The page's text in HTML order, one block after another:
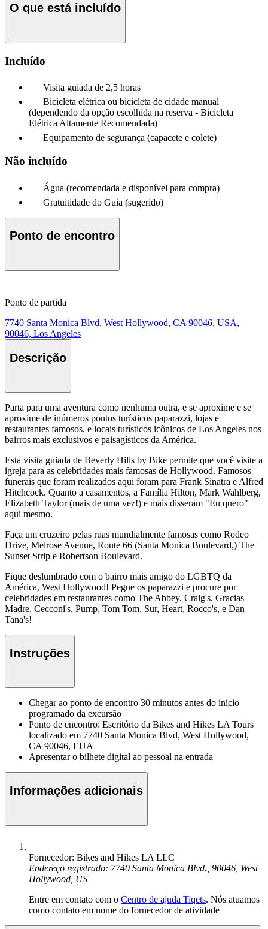
O que está incluído
Incluído
Visita guiada de 2,5 horas
Bicicleta elétrica ou bicicleta de cidade manual
(dependendo da opção escolhida na reserva - Bicicleta
Elétrica Altamente Recomendada)
Equipamento de segurança (capacete e colete)
Não incluído
Água (recomendada e disponível para compra)
Gratuitidade do Guia (sugerido)
Ponto de encontro
Ponto de partida
7740 Santa Monica Blvd, West Hollywood, CA 90046, USA,
90046, Los Angeles
Descrição
Parta para uma aventura como nenhuma outra, e se aproxime e se
aproxime de inúmeros pontos turísticos paparazzi, lojas e
restaurantes famosos, e locais turísticos icônicos de Los Angeles nos
bairros mais exclusivos e paisagísticos da América.
Esta visita guiada de Beverly Hills by Bike permite que você visite a
igreja para as celebridades mais famosas de Hollywood. Famosos
funerais que foram realizados aqui foram para Frank Sinatra e Alfred
Hitchcock. Quanto a casamentos, a Família Hilton, Mark Wahlberg,
Elizabeth Taylor (mais de uma vez!) e mais disseram "Eu quero"
aqui mesmo.
Faça um cruzeiro pelas ruas mundialmente famosas como Rodeo
Drive, Melrose Avenue, Route 66 (Santa Monica Boulevard,) The
Sunset Strip e Robertson Boulevard.
Fique deslumbrado com o bairro mais amigo do LGBTQ da
América, West Hollywood! Pegue os paparazzi e procure por
celebridades em restaurantes como The Abbey, Craig's, Gracias
Madre, Cecconi's, Pump, Tom Tom, Sur, Heart, Rocco's, e Dan
Tana's!
Instruções
Chegar ao ponto de encontro 30 minutos antes do início
programado da excursão
Ponto de encontro: Escritório da Bikes and Hikes LA Tours
localizado em 7740 Santa Monica Blvd, West Hollywood,
CA 90046, EUA
Apresentar o bilhete digital ao pessoal na entrada
Informações adicionais
Fornecedor: Bikes and Hikes LA LLC
Endereço registrado: 7740 Santa Monica Blvd., 90046, West
Hollywood, US
Entre em contato com o Centro de ajuda Tiqets. Nós atuamos
como contato em nome do fornecedor de atividade